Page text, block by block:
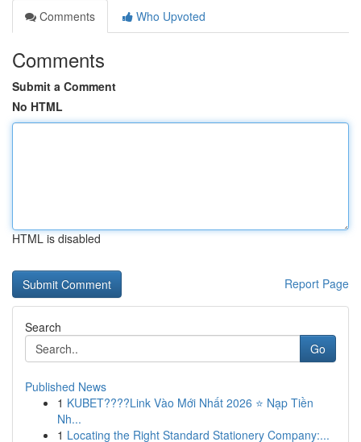
Comments
Who Upvoted
Comments
Submit a Comment
No HTML
HTML is disabled
Report Page
Search
Go
Published News
1 KUBET????️Link Vào Mới Nhất 2026 ⭐ Nạp Tiền
Nh...
1 Locating the Right Standard Stationery Company:...